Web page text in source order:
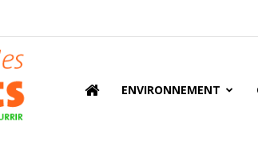
ENVIRONNEMENT